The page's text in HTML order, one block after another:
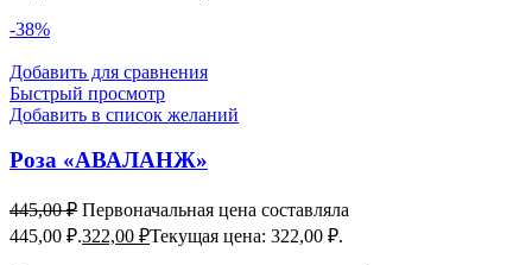
-38%
Добавить для сравнения
Быстрый просмотр
Добавить в список желаний
Роза «АВАЛАНЖ»
445,00₽ Первоначальная цена составляла
445,00 ₽.322,00 ₽Текущая цена: 322,00 ₽.